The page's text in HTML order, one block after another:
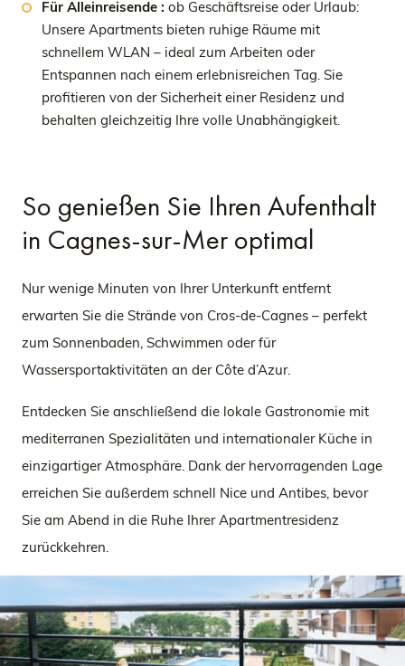
Für Alleinreisende : ob Geschäftsreise oder Urlaub:
Unsere Apartments bieten ruhige Räume mit
schnellem WLAN – ideal zum Arbeiten oder
Entspannen nach einem erlebnisreichen Tag. Sie
profitieren von der Sicherheit einer Residenz und
behalten gleichzeitig Ihre volle Unabhängigkeit.
So genießen Sie Ihren Aufenthalt
in Cagnes-sur-Mer optimal
Nur wenige Minuten von Ihrer Unterkunft entfernt
erwarten Sie die Strände von Cros-de-Cagnes – perfekt
zum Sonnenbaden, Schwimmen oder für
Wassersportaktivitäten an der Côte d’Azur.
Entdecken Sie anschließend die lokale Gastronomie mit
mediterranen Spezialitäten und internationaler Küche in
einzigartiger Atmosphäre. Dank der hervorragenden Lage
erreichen Sie außerdem schnell Nice und Antibes, bevor
Sie am Abend in die Ruhe Ihrer Apartmentresidenz
zurückkehren.